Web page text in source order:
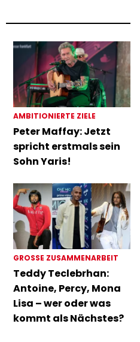
AMBITIONIERTE ZIELE
Peter Maffay: Jetzt
spricht erstmals sein
Sohn Yaris!
GROSSE ZUSAMMENARBEIT
Teddy Teclebrhan:
Antoine, Percy, Mona
Lisa – wer oder was
kommt als Nächstes?